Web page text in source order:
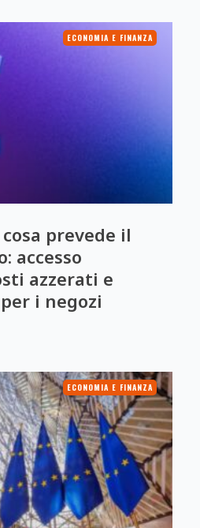
ECONOMIA E FINANZA
prevede il
accesso
azzerati e
i negozi
ECONOMIA E FINANZA